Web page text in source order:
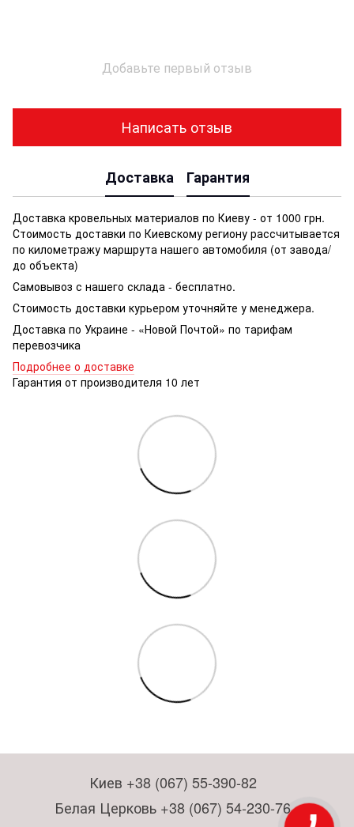
Добавьте первый отзыв
Написать отзыв
Доставка Гарантия
Доставка кровельных материалов по Киеву - от 1000 грн.
Стоимость доставки по Киевскому региону рассчитывается
по километражу маршрута нашего автомобиля (от завода/
до объекта)
Самовывоз с нашего склада - бесплатно.
Стоимость доставки курьером уточняйте у менеджера.
Доставка по Украине - «Новой Почтой» по тарифам
перевозчика
Подробнее о доставке
Гарантия от производителя 10 лет
Киев +38 (067) 55-390-82
Белая Церковь +38 (067) 54-230-76